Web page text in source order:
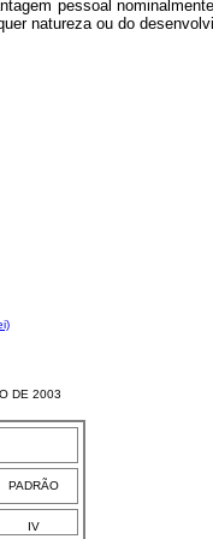
pessoal
natureza ou do
DE 2003
PADRÃO
IV